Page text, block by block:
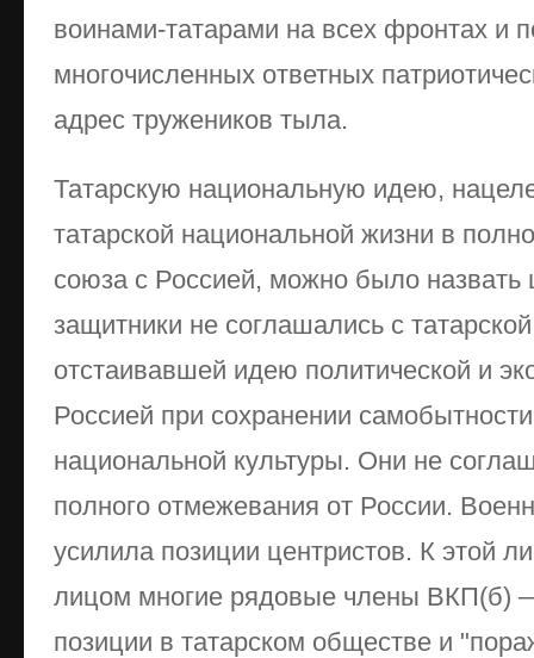
воинами-татарами на всех фронтах и
многочисленных ответных
адрес тружеников тыла.
Татарскую национальную идею,
татарской национальной жизни в
союза с Россией, можно было назвать
защитники не соглашались с
отстаивавшей идею политической и
Россией при сохранении
национальной культуры. Они не
полного отмежевания от России.
усилила позиции центристов. К этой
лицом многие рядовые члены ВКП(б)
позиции в татарском обществе и